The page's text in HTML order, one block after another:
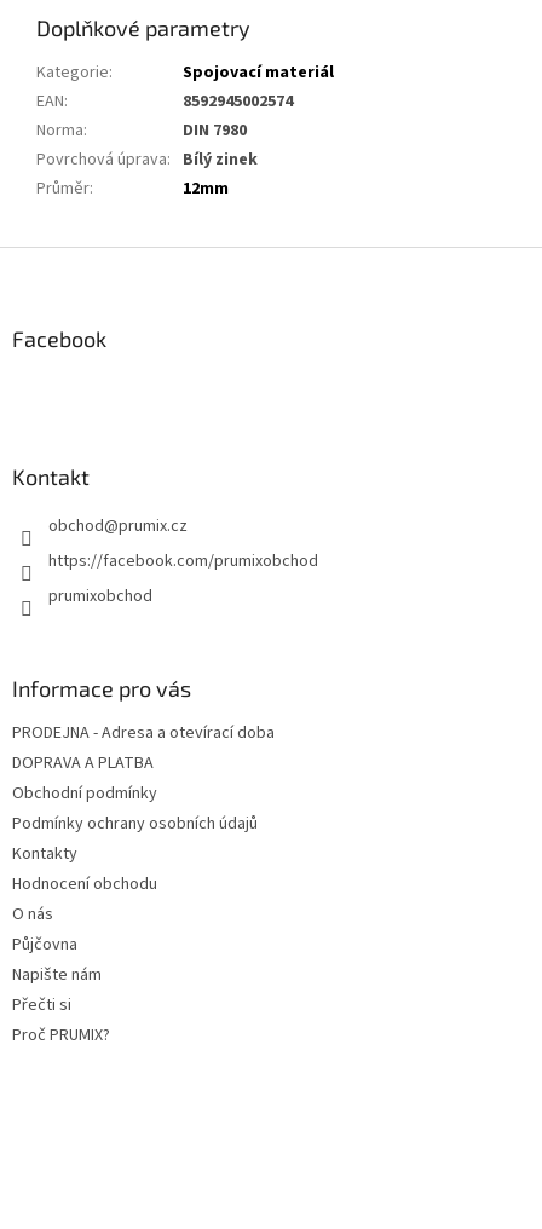
Doplňkové parametry
Kategorie:
Spojovací materiál
EAN:
8592945002574
Norma:
DIN 7980
Povrchová úprava: Bílý zinek
Průměr: 12mm
Facebook
Kontakt
obchod@prumix.cz
https://facebook.com/prumixobchod
prumixobchod
Informace pro vás
PRODEJNA - Adresa a otevírací doba
DOPRAVA A PLATBA
Obchodní podmínky
Podmínky ochrany osobních údajů
Kontakty
Hodnocení obchodu
O nás
Půjčovna
Napište nám
Přečti si
Proč PRUMIX?